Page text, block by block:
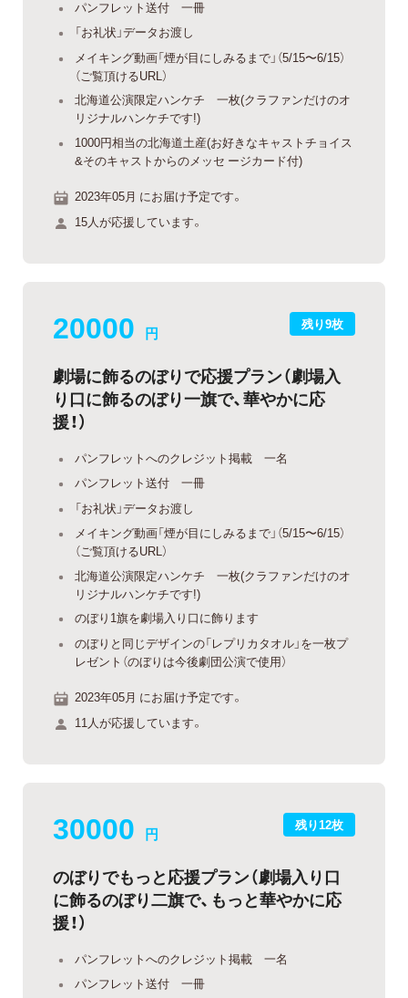
パンフレット送付 一冊
「お礼状」データお渡し
メイキング動画「煙が目にしみるまで」（5/15〜6/15）
（ご覧頂けるURL）
北海道公演限定ハンケチ 一枚(クラファンだけのオ
リジナルハンケチです!)
1000円相当の北海道土産(お好きなキャストチョイス
&そのキャストからのメッセ ージカード付)
2023年05月 にお届け予定です。
15人が応援しています。
残り9枚
20000 円
劇場に飾るのぼりで応援プラン（劇場入
り口に飾るのぼり一旗で、華やかに応
援！）
パンフレットへのクレジット掲載 一名
パンフレット送付 一冊
「お礼状」データお渡し
メイキング動画「煙が目にしみるまで」（5/15〜6/15）
（ご覧頂けるURL）
北海道公演限定ハンケチ 一枚(クラファンだけのオ
リジナルハンケチです!)
のぼり1旗を劇場入り口に飾ります
のぼりと同じデザインの「レプリカタオル」を一枚プ
レゼント（のぼりは今後劇団公演で使用）
2023年05月 にお届け予定です。
11人が応援しています。
残り12枚
30000 円
のぼりでもっと応援プラン（劇場入り口
に飾るのぼり二旗で、もっと華やかに応
援！）
パンフレットへのクレジット掲載 一名
パンフレット送付 一冊